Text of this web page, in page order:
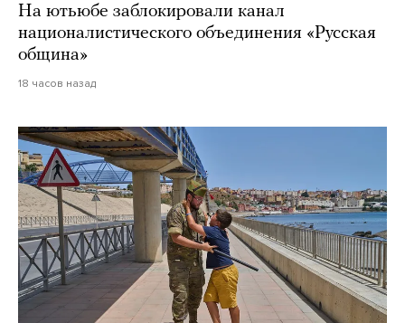
На ютьюбе заблокировали канал
националистического объединения «Русская
община»
18 часов назад